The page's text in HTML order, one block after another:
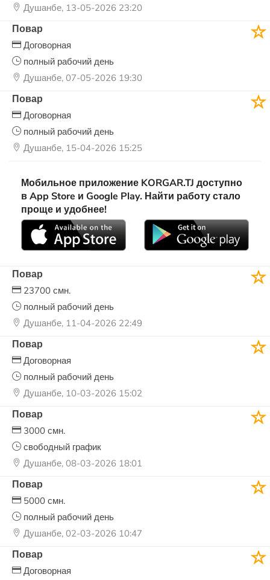
Душанбе, 13-05-2026 23:20
Повар
Договорная
полный рабочий день
Душанбе, 07-05-2026 19:30
Повар
Договорная
полный рабочий день
Душанбе, 15-04-2026 15:25
Мобильное приложение KORGAR.TJ доступно
в App Store и Google Play. Найти работу стало
проще и удобнее!
Повар
23700 смн.
полный рабочий день
Душанбе, 11-04-2026 22:49
Повар
Договорная
полный рабочий день
Душанбе, 10-03-2026 15:02
Повар
3000 смн.
свободный график
Душанбе, 08-03-2026 18:01
Повар
5000 смн.
полный рабочий день
Душанбе, 02-03-2026 10:47
Повар
Договорная